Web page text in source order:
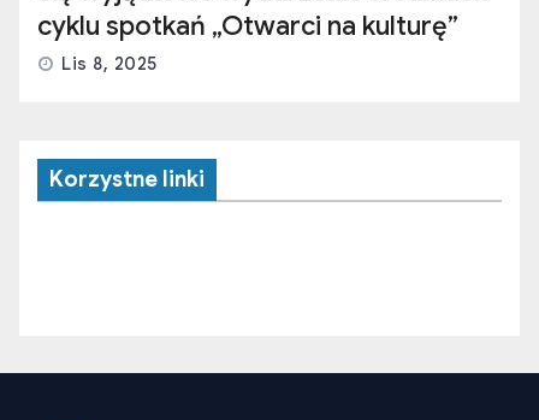
cyklu spotkań „Otwarci na kulturę”
Lis 8, 2025
Korzystne linki